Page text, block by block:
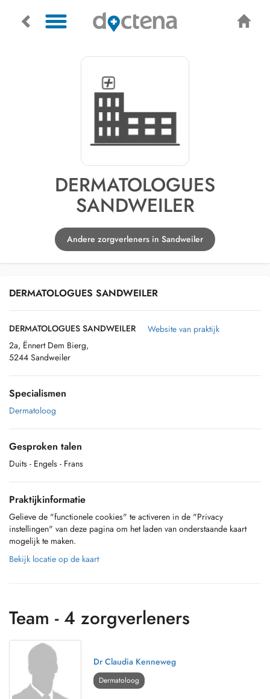
DERMATOLOGUES
SANDWEILER
Andere zorgverleners in Sandweiler
DERMATOLOGUES SANDWEILER
DERMATOLOGUES SANDWEILER
2a, Ënnert Dem Bierg,
5244 Sandweiler
Website van praktijk
Specialismen
Dermatoloog
Gesproken talen
Duits - Engels - Frans
Praktijkinformatie
Gelieve de "functionele cookies" te activeren in de "Privacy
instellingen" van deze pagina om het laden van onderstaande kaart
mogelijk te maken.
Bekijk locatie op de kaart
Team - 4 zorgverleners
Dr Claudia Kenneweg
Dermatoloog